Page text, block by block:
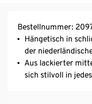
Bestellnummer:
Hängetisch in
der
Aus lackierter
sich stilvoll in